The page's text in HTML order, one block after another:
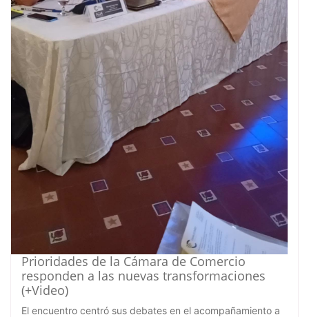
Prioridades de la Cámara de Comercio
responden a las nuevas transformaciones
(+Video)
El encuentro centró sus debates en el acompañamiento a